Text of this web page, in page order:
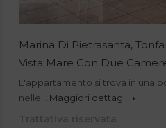
Marina Di Pietrasanta,
Vista Mare Con Due
L'appartamento si trova in una
nelle… Maggiori dettagli
Trattativa riservata